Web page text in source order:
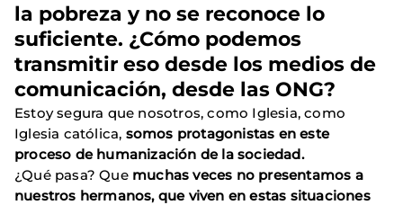
la pobreza y no se reconoce lo
suficiente. ¿Cómo podemos
transmitir eso desde los medios de
comunicación, desde las ONG?
Estoy segura que nosotros, como Iglesia, como
Iglesia católica, somos protagonistas en este
proceso de humanización de la sociedad.
¿Qué pasa? Que muchas veces no presentamos a
nuestros hermanos, que viven en estas situaciones